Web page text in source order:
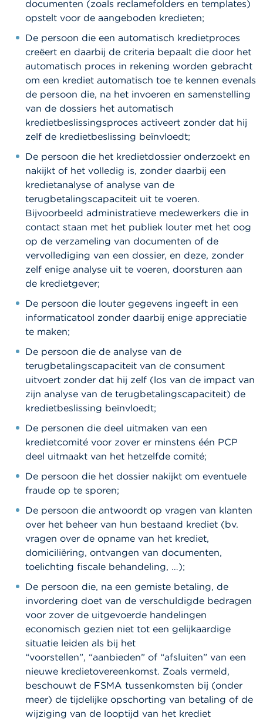
documenten (zoals reclamefolders en templates)
opstelt voor de aangeboden kredieten;
De persoon die een automatisch kredietproces
creëert en daarbij de criteria bepaalt die door het
automatisch proces in rekening worden gebracht
om een krediet automatisch toe te kennen evenals
de persoon die, na het invoeren en samenstelling
van de dossiers het automatisch
kredietbeslissingsproces activeert zonder dat hij
zelf de kredietbeslissing beïnvloedt;
De persoon die het kredietdossier onderzoekt en
nakijkt of het volledig is, zonder daarbij een
kredietanalyse of analyse van de
terugbetalingscapaciteit uit te voeren.
Bijvoorbeeld administratieve medewerkers die in
contact staan met het publiek louter met het oog
op de verzameling van documenten of de
vervollediging van een dossier, en deze, zonder
zelf enige analyse uit te voeren, doorsturen aan
de kredietgever;
De persoon die louter gegevens ingeeft in een
informaticatool zonder daarbij enige appreciatie
te maken;
De persoon die de analyse van de
terugbetalingscapaciteit van de consument
uitvoert zonder dat hij zelf (los van de impact van
zijn analyse van de terugbetalingscapaciteit) de
kredietbeslissing beïnvloedt;
De personen die deel uitmaken van een
kredietcomité voor zover er minstens één PCP
deel uitmaakt van het hetzelfde comité;
De persoon die het dossier nakijkt om eventuele
fraude op te sporen;
De persoon die antwoordt op vragen van klanten
over het beheer van hun bestaand krediet (bv.
vragen over de opname van het krediet,
domiciliëring, ontvangen van documenten,
toelichting fiscale behandeling, …);
De persoon die, na een gemiste betaling, de
invordering doet van de verschuldigde bedragen
voor zover de uitgevoerde handelingen
economisch gezien niet tot een gelijkaardige
situatie leiden als bij het
“voorstellen”, “aanbieden” of “afsluiten” van een
nieuwe kredietovereenkomst. Zoals vermeld,
beschouwt de FSMA tussenkomsten bij (onder
meer) de tijdelijke opschorting van betaling of de
wijziging van de looptijd van het krediet